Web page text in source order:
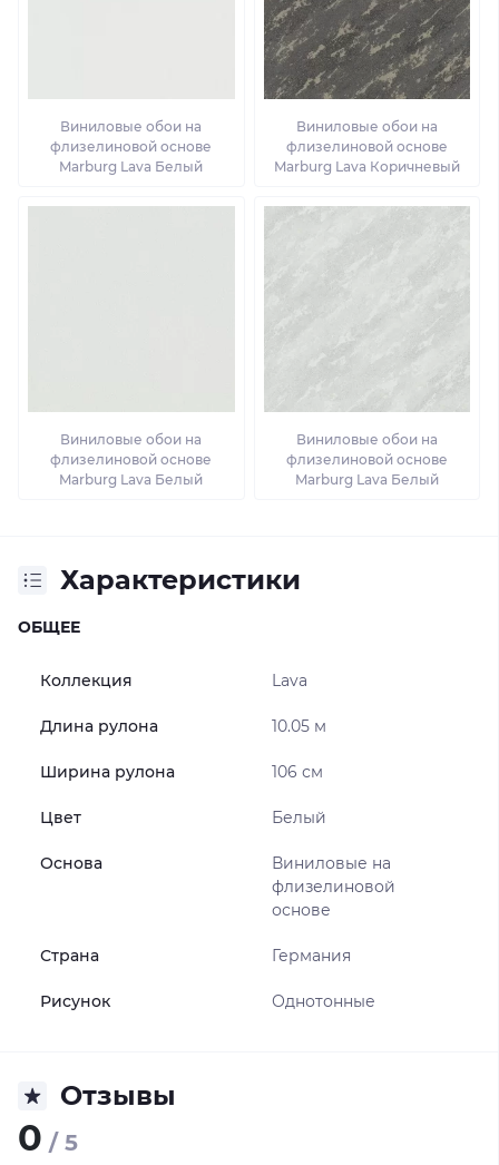
Виниловые обои на
флизелиновой основе
Marburg Lava Белый
Виниловые обои на
флизелиновой основе
Marburg Lava Коричневый
Виниловые обои на
флизелиновой основе
Marburg Lava Белый
Виниловые обои на
флизелиновой основе
Marburg Lava Белый
Характеристики
ОБЩЕЕ
Коллекция Lava
Длина рулона 10.05 м
Ширина рулона 106 см
Цвет Белый
Основа
Виниловые на
флизелиновой
основе
Страна Германия
Рисунок Однотонные
Отзывы
0 / 5